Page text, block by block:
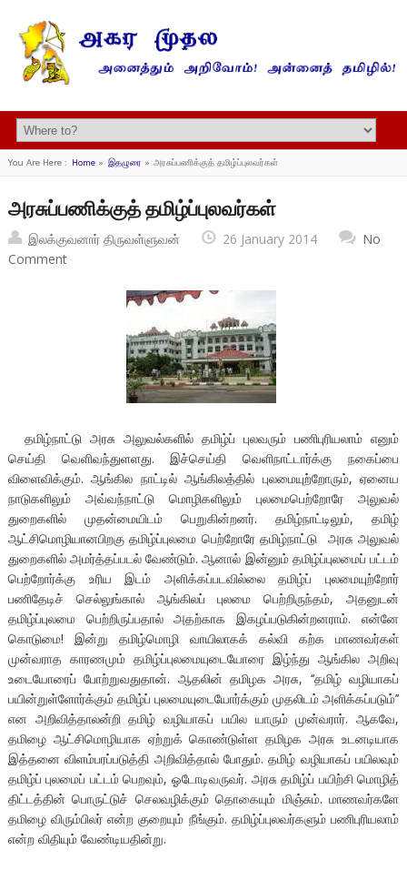
You Are Here : Home» இதழுரை » அரசுப்பணிக்குத் தமிழ்ப்புலவர்கள்
அரசுப்பணிக்குத் தமிழ்ப்புலவர்கள்
இலக்குவனார் திருவள்ளுவன் 26 January 2014
No
Comment
தமிழ்நாட்டு அரசு அலுவல்களில் தமிழ்ப் புலவரும் பணிபுரியலாம் எனும்
செய்தி வெளிவந்துளளது. இச்செய்தி வெளிநாட்டார்க்கு நகைப்பை
விளைவிக்கும். ஆங்கில நாட்டில் ஆங்கிலத்தில் புலமையுற்றோரும், ஏனைய
நாடுகளிலும் அவ்வந்நாட்டு மொழிகளிலும் புலமைபெற்றோரே அலுவல்
துறைகளில் முதன்மையிடம் பெறுகின்றனர். தமிழ்நாட்டிலும், தமிழ்
ஆட்சிமொழியானபிறகு தமிழ்ப்புலமை பெற்றோரே தமிழ்நாட்டு அரசு அலுவல்
துறைகளில் அமர்த்தப்படல் வேண்டும். ஆனால் இன்னும் தமிழ்ப்புலமைப் பட்டம்
பெற்றோர்க்கு உரிய இடம் அளிக்கப்படவில்லை தமிழ்ப் புலமையுற்றோர்
பணிதேடிச் செல்லுங்கால் ஆங்கிலப் புலமை பெற்றிருந்தம், அதனுடன்
தமிழ்ப்புலமை பெற்றிருப்பதால் அதற்காக இகழப்படுகின்றனராம். என்னே
கொடுமை! இன்று தமிழ்மொழி வாயிலாகக் கல்வி கற்க மாணவர்கள்
முன்வராத காரணமும் தமிழ்ப்புலமையுடையோரை இழ்ந்து ஆங்கில அறிவு
உடையோரைப் போற்றுவதுதான். ஆதலின் தமிழக அரசு, ‘‘தமிழ் வழியாகப்
பயின்றுள்ளோர்க்கும் தமிழ்ப் புலமையுடையோர்க்கும் முதலிடம் அளிக்கப்படும்’’
என அறிவித்தாலன்றி தமிழ் வழியாகப் பயில யாரும் முன்வரார். ஆகவே,
தமிழை ஆட்சிமொழியாக ஏற்றுக் கொண்டுள்ள தமிழக அரசு உடனடியாக
இத்தனை விளம்பரப்படுத்தி அறிவித்தால் போதும். தமிழ் வழியாகப் பயிலவும்
தமிழ்ப் புலமைப் பட்டம் பெறவும், ஓடோடிவருவர். அரசு தமிழ்ப் பயிற்சி மொழித்
திட்டத்தின் பொருட்டுச் செலவழிக்கும் தொகையும் மிஞ்சும். மாணவர்களே
தமிழை விரும்பிலர் என்ற குறையும் நீங்கும். தமிழ்ப்புலவர்களும் பணிபுரியலாம்
என்ற விதியும் வேண்டியதின்று.